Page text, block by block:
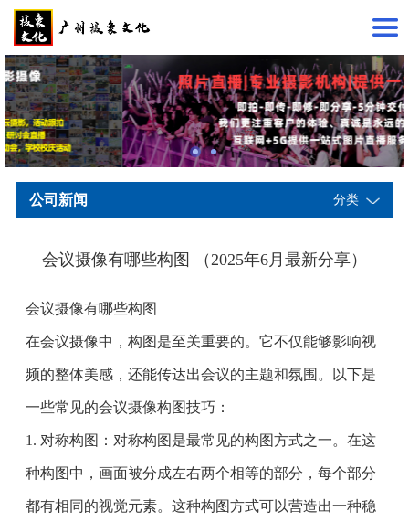
公司新闻 分类
会议摄像有哪些构图 （2025年6月最新分享）
会议摄像有哪些构图
在会议摄像中，构图是至关重要的。它不仅能够影响视
频的整体美感，还能传达出会议的主题和氛围。以下是
一些常见的会议摄像构图技巧：
1. 对称构图：对称构图是最常见的构图方式之一。在这
种构图中，画面被分成左右两个相等的部分，每个部分
都有相同的视觉元素。这种构图方式可以营造出一种稳